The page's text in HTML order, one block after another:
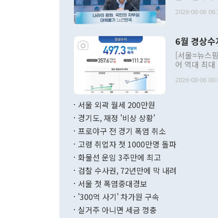
발언 중에는
주의적 희망
관의 대북
관 부처 장
관의 무리한
다. [정동영 통일부 장관이 지난달 23일 오후 서울 종로구 정부서울청사에
무너졌다고
함께 4자 대
2026-08-06
6월 경상
[서울=뉴스
어 역대 최
료=한국은행] 한국은행이 6일 발표한 '2026년 6월 국제수지(잠정)'
며 월간 기
196.9% 급
수출은
2026-08-06
서울 외곽 월세 200만원
경기도, 재정 '비상 상황'
프로야구 전 경기 폭염 취소
고령 취업자 첫 1000만명 돌파
화물선 운임 3주만에 최고
검찰 수사권, 72년만에 막 내려
서울 첫 폭염중대경보
'300억 사기' 차가원 구속
실거주 아니면 세금 껑충